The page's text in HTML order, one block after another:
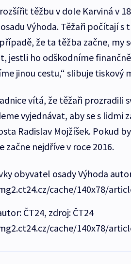
těžbu v dole Karviná v
Výhoda. Těžaři počítají
že ta těžba začne, my
jestli ho odškodníme
jinou cestu,“ slibuje tiskový
vítá, že těžaři prozradili
vyjednávat, aby se s lidmi
Radislav Mojžíšek. Pokud
začne nejdříve v roce 2016.
obyvatel osady Výhoda
cache/140x78/
ČT24, zdroj: ČT24
cache/140x78/